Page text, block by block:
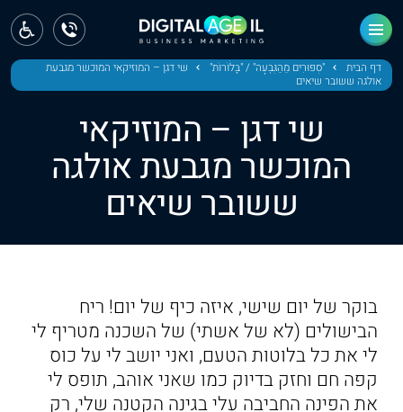
דף הבית "סִפּוּרִים מֵהַגִּבְעָה" / "בָּלֹוֹרוֹת"
שי דגן – המוזיקאי המוכשר מגבעת
אולגה ששובר שיאים
שי דגן – המוזיקאי
המוכשר מגבעת אולגה
ששובר שיאים
בוקר של יום שישי, איזה כיף של יום! ריח
הבישולים (לא של אשתי) של השכנה מטריף לי
לי את כל בלוטות הטעם, ואני יושב לי על כוס
קפה חם וחזק בדיוק כמו שאני אוהב, תופס לי
את הפינה החביבה עלי בגינה הקטנה שלי, רק
ראשי
חדשות
מחוז חיפה
מחוז מרכז
תל אביב